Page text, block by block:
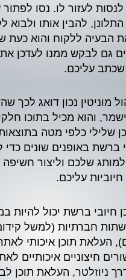
לנסות לעזור לו. נסו
להבין אותו ולבוא
הבעיה ללקוח והוא כעת
גם לבקש ממנו לעדכן
שכתב עליכם.
מוניטין נכון דואג
והוא מכיל בתוכו
שלילי כלפי מטה
ברשת באופנים שונים
שלכם וליצור חשיפה
עליכם.
חיובי ברשת יכול להיות
חברתיות (למשל
העלאת תוכן איכותי
חיצוניים איכותיים
ניוזלטר, העלאת תוכן